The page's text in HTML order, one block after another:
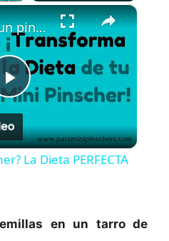
×
P
l
y
¿Qué come un pinscher? La Dieta PERFECTA Para Tu Perrito
La Dieta PERFECTA
en un tarro de